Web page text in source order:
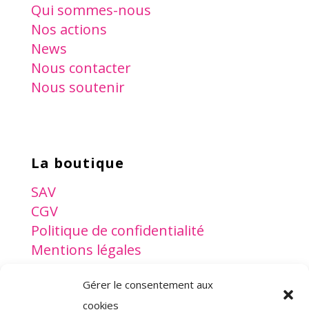
Gérer le consentement aux
cookies
Qui sommes-nous
Nos actions
News
Nous contacter
Nous soutenir
La boutique
SAV
CGV
Politique de confidentialité
Mentions légales
www.lesptitsdoudous.org